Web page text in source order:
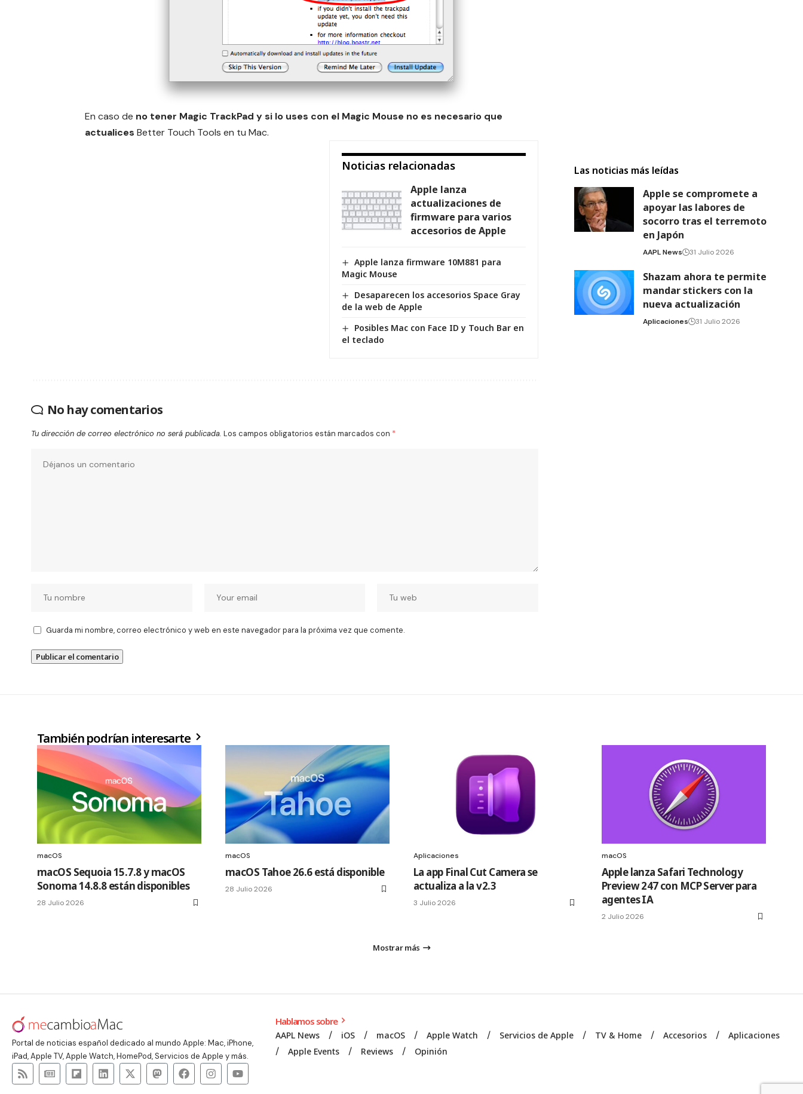
En caso de no tener Magic TrackPad y si lo uses con el Magic Mouse no es necesario que
actualices Better Touch Tools en tu Mac.
Noticias relacionadas
Apple lanza
actualizaciones de
firmware para varios
accesorios de Apple
Apple lanza firmware 10M881 para
Magic Mouse
Desaparecen los accesorios Space Gray
de la web de Apple
Posibles Mac con Face ID y Touch Bar en
el teclado
No hay comentarios
Tu dirección de correo electrónico no será publicada. Los campos obligatorios están marcados con *
Guarda mi nombre, correo electrónico y web en este navegador para la próxima vez que comente.
Las noticias más leídas
Apple se compromete a
apoyar las labores de
socorro tras el terremoto
en Japón
AAPL News 31 Julio 2026
Shazam ahora te permite
mandar stickers con la
nueva actualización
Aplicaciones 31 Julio 2026
También podrían interesarte
macOS
macOS Sequoia 15.7.8 y macOS
Sonoma 14.8.8 están disponibles
28 Julio 2026
macOS
macOS Tahoe 26.6 está disponible
28 Julio 2026
Aplicaciones
La app Final Cut Camera se
actualiza a la v2.3
3 Julio 2026
macOS
Apple lanza Safari Technology
Preview 247 con MCP Server para
agentes IA
2 Julio 2026
Mostrar más
Portal de noticias español dedicado al mundo Apple: Mac, iPhone,
iPad, Apple TV, Apple Watch, HomePod, Servicios de Apple y más.
Hablamos sobre
AAPL News iOS macOS Apple Watch Servicios de Apple TV & Home Accesorios
Aplicaciones
Apple Events
Reviews Opinión